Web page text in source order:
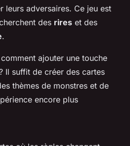
leurs adversaires. Ce jeu est
des rires et des
.
ajouter une touche
Il suffit de créer des cartes
thèmes de monstres et de
encore plus